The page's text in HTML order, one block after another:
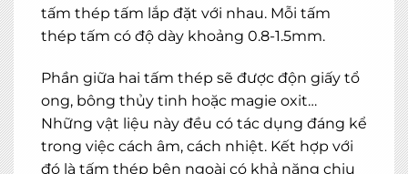
tấm thép tấm lắp đặt với nhau. Mỗi tấm
thép tấm có độ dày khoảng 0.8-1.5mm.
Phần giữa hai tấm thép sẽ được độn giấy tổ
ong, bông thủy tinh hoặc magie oxit…
Những vật liệu này đều có tác dụng đáng kể
trong việc cách âm, cách nhiệt. Kết hợp với
đó là tấm thép bên ngoài có khả năng chịu